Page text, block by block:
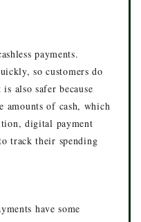
payments.
so customers do
also safer because
amounts of cash, which
digital payment
track their spending
have some